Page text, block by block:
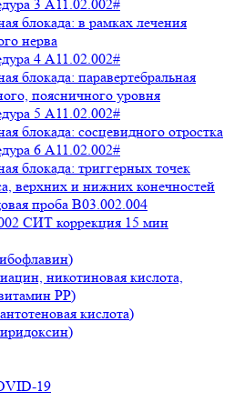
3 A11.02.002#
блокада: в рамках лечения
нерва
4 A11.02.002#
блокада: паравертебральная
поясничного уровня
5 A11.02.002#
блокада: сосцевидного отростка
6 A11.02.002#
блокада: триггерных точек
верхних и нижних конечностей
проба В03.002.004
СИТ коррекция 15 мин
никотиновая кислота,
PP)
кислота)
19